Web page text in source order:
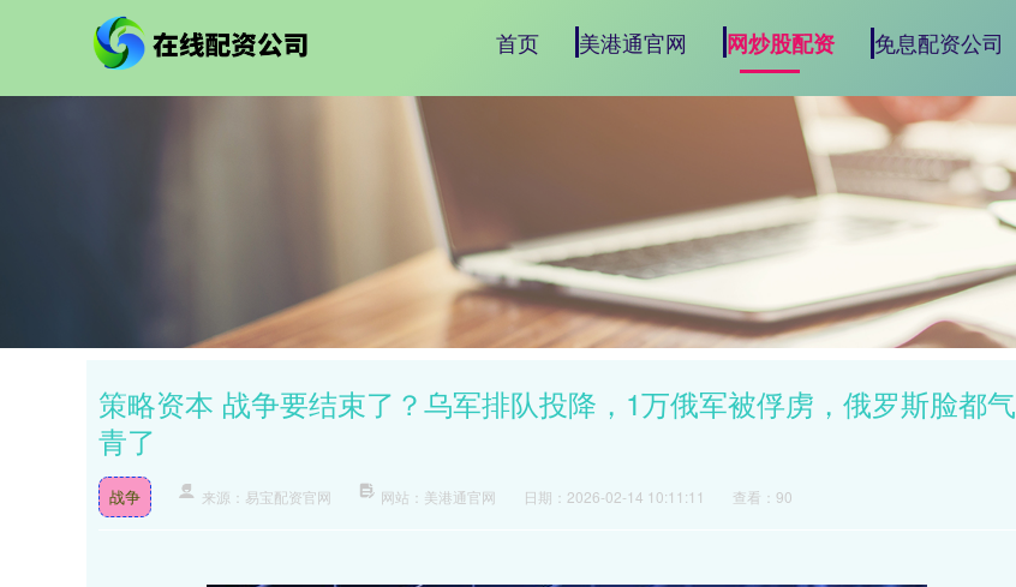
首页 美港通官网 网炒股配资 免息配资公司
策略资本 战争要结束了？乌军排队投降，1万俄军被俘虏，俄罗斯脸都气
青了
战争 来源：易宝配资官网 网站：美港通官网 日期：2026-02-14 10:11:11 查看：90